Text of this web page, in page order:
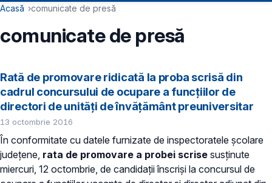
Navigație principală
Cale de navigare
Acasă comunicate de presă
comunicate de presă
Rată de promovare ridicată la proba scrisă din
cadrul concursului de ocupare a funcțiilor de
directori de unități de învățământ preuniversitar
13 octombrie 2016
În conformitate cu datele furnizate de inspectoratele școlare
județene, rata de promovare a probei scrise susținute
miercuri, 12 octombrie, de candidații înscrişi la concursul de